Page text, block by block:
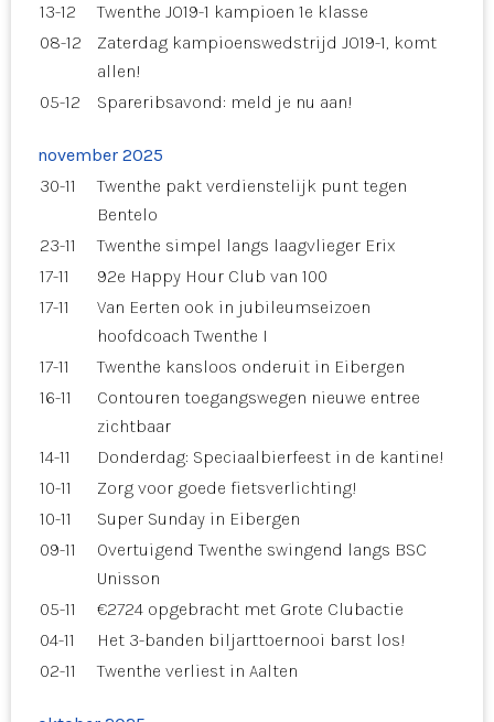
13-12
Twenthe JO19-1 kampioen 1e klasse
08-12
Zaterdag kampioenswedstrijd JO19-1, komt
allen!
05-12
Spareribsavond: meld je nu aan!
november 2025
30-11
Twenthe pakt verdienstelijk punt tegen
Bentelo
23-11
Twenthe simpel langs laagvlieger Erix
17-11
92e Happy Hour Club van 100
17-11
Van Eerten ook in jubileumseizoen
hoofdcoach Twenthe I
17-11
Twenthe kansloos onderuit in Eibergen
16-11
Contouren toegangswegen nieuwe entree
zichtbaar
14-11
Donderdag: Speciaalbierfeest in de kantine!
10-11
Zorg voor goede fietsverlichting!
10-11
Super Sunday in Eibergen
09-11
Overtuigend Twenthe swingend langs BSC
Unisson
05-11
€2724 opgebracht met Grote Clubactie
04-11
Het 3-banden biljarttoernooi barst los!
02-11
Twenthe verliest in Aalten